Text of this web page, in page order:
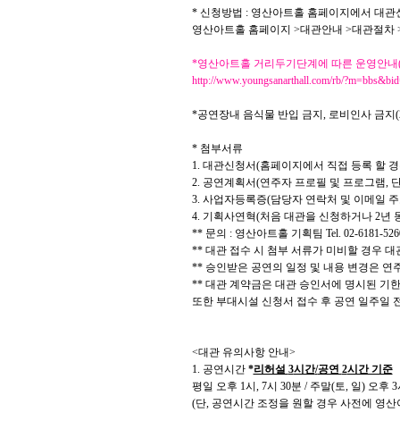
* 신청방법 : 영산아트홀 홈페이지에서 대관
영산아트홀 홈페이지 >대관안내 >대관절차
*영산아트홀 거리두기단계에 따른 운영안내
http://www.youngsanarthall.com/rb/
*공연장내 음식물 반입 금지 , 로비인사 금지
* 첨부서류
1. 대관신청서(홈페이지에서 직접 등록 할
2. 공연계획서(연주자 프로필 및 프로그램,
3. 사업자등록증(담당자 연락처 및 이메일
4. 기획사연혁(처음 대관을 신청하거나 2년
** 문의 : 영산아트홀 기획팀 Tel. 02-6181-
** 대관 접수 시 첨부 서류가 미비할 경우
** 승인받은 공연의 일정 및 내용 변경은 연
** 대관 계약금은 대관 승인서에 명시된 기
또한 부대시설 신청서 접수 후 공연 일주일
<대관 유의사항 안내>
1. 공연시간 *리허설 3시간/공연 2시간 기준
평일 오후 1시 , 7시 30분 / 주말(토, 일) 오후 3
(단, 공연시간 조정을 원할 경우 사전에 영